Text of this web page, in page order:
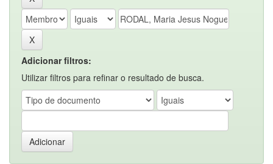
Adicionar filtros:
Utilizar filtros para refinar o resultado de busca.